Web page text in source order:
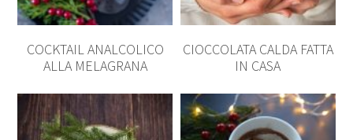
COCKTAIL ANALCOLICO
ALLA MELAGRANA
CIOCCOLATA CALDA FATTA
IN CASA